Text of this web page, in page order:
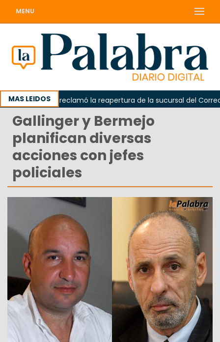
MENU
MAS LEIDOS
Odarda reclamó la reapertura de la sucursal del Correo
Gallinger y Bermejo
planifican diversas
acciones con jefes
policiales